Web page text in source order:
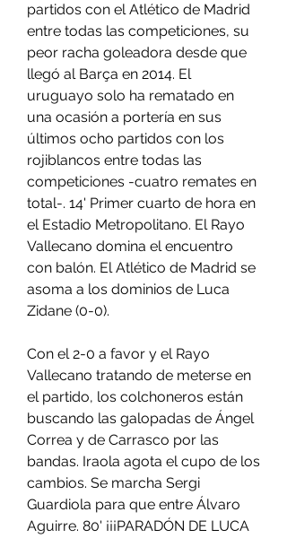
partidos con el Atlético de Madrid
entre todas las competiciones, su
peor racha goleadora desde que
llegó al Barça en 2014. El
uruguayo solo ha rematado en
una ocasión a portería en sus
últimos ocho partidos con los
rojiblancos entre todas las
competiciones -cuatro remates en
total-. 14' Primer cuarto de hora en
el Estadio Metropolitano. El Rayo
Vallecano domina el encuentro
con balón. El Atlético de Madrid se
asoma a los dominios de Luca
Zidane (0-0).
Con el 2-0 a favor y el Rayo
Vallecano tratando de meterse en
el partido, los colchoneros están
buscando las galopadas de Ángel
Correa y de Carrasco por las
bandas. Iraola agota el cupo de los
cambios. Se marcha Sergi
Guardiola para que entre Álvaro
Aguirre. 80' ¡¡¡PARADÓN DE LUCA